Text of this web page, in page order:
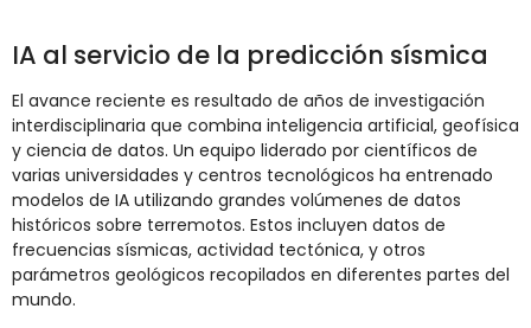
IA al servicio de la predicción sísmica
El avance reciente es resultado de años de investigación
interdisciplinaria que combina inteligencia artificial, geofísica
y ciencia de datos. Un equipo liderado por científicos de
varias universidades y centros tecnológicos ha entrenado
modelos de IA utilizando grandes volúmenes de datos
históricos sobre terremotos. Estos incluyen datos de
frecuencias sísmicas, actividad tectónica, y otros
parámetros geológicos recopilados en diferentes partes del
mundo.